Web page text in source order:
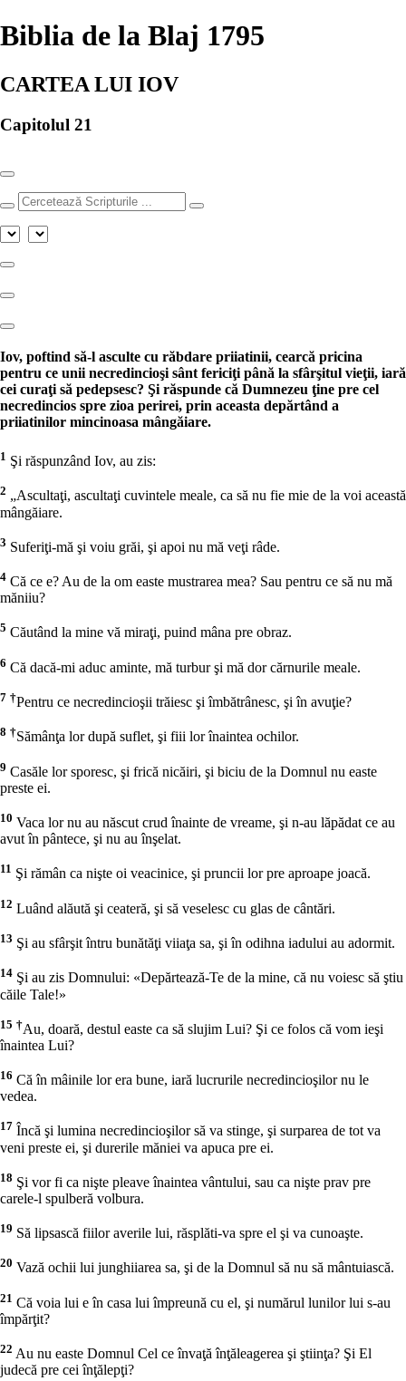
Biblia de la Blaj 1795
CARTEA LUI IOV
Capitolul 21
Iov, poftind să-l asculte cu răbdare priiatinii, cearcă pricina
pentru ce unii necredincioşi sânt fericiţi până la sfârşitul vieţii, iară
cei curaţi să pedepsesc? Şi răspunde că Dumnezeu ţine pre cel
necredincios spre zioa perirei, prin aceasta depărtând a
priiatinilor mincinoasa mângăiare.
1 Şi răspunzând Iov, au zis:
2 „Ascultaţi, ascultaţi cuvintele meale, ca să nu fie mie de la voi această
mângăiare.
3 Suferiţi-mă şi voiu grăi, şi apoi nu mă veţi râde.
4 Că ce e? Au de la om easte mustrarea mea? Sau pentru ce să nu mă
măniiu?
5 Căutând la mine vă miraţi, puind mâna pre obraz.
6 Că dacă-mi aduc aminte, mă turbur şi mă dor cărnurile meale.
7 †Pentru ce necredincioşii trăiesc şi îmbătrânesc, şi în avuţie?
8 †Sămânţa lor după suflet, şi fiii lor înaintea ochilor.
9 Casăle lor sporesc, şi frică nicăiri, şi biciu de la Domnul nu easte
preste ei.
10 Vaca lor nu au născut crud înainte de vreame, şi n-au lăpădat ce au
avut în pântece, şi nu au înşelat.
11 Şi rămân ca nişte oi veacinice, şi pruncii lor pre aproape joacă.
12 Luând alăută şi ceateră, şi să veselesc cu glas de cântări.
13 Şi au sfârşit întru bunătăţi viiaţa sa, şi în odihna iadului au adormit.
14 Şi au zis Domnului: «Depărtează-Te de la mine, că nu voiesc să ştiu
căile Tale!»
15 †Au, doară, destul easte ca să slujim Lui? Şi ce folos că vom ieşi
înaintea Lui?
16 Că în mâinile lor era bune, iară lucrurile necredincioşilor nu le
vedea.
17 Încă şi lumina necredincioşilor să va stinge, şi surparea de tot va
veni preste ei, şi durerile măniei va apuca pre ei.
18 Şi vor fi ca nişte pleave înaintea vântului, sau ca nişte prav pre
carele-l spulberă volbura.
19 Să lipsască fiilor averile lui, răsplăti-va spre el şi va cunoaşte.
20 Vază ochii lui junghiiarea sa, şi de la Domnul să nu să mântuiască.
21 Că voia lui e în casa lui împreună cu el, şi numărul lunilor lui s-au
împărţit?
22 Au nu easte Domnul Cel ce învaţă înţăleagerea şi ştiinţa? Şi El
judecă pre cei înţălepţi?